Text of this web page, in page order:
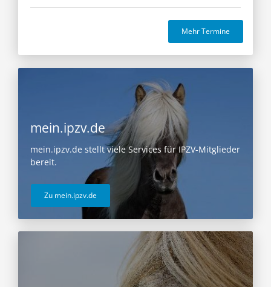
Mehr Termine
mein.ipzv.de
mein.ipzv.de stellt viele Services für IPZV-Mitglieder
bereit.
Zu mein.ipzv.de